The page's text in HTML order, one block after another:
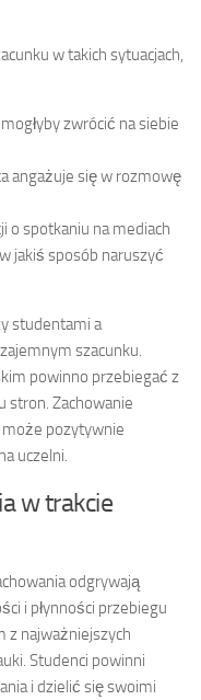
w takich sytuacjach,
zwrócić na siebie
angażuje się w rozmowę
o spotkaniu na mediach
jakiś sposób naruszyć
studentami a
szacunku.
powinno przebiegać z
stron. Zachowanie
pozytywnie
uczelni.
w trakcie
odgrywają
i płynności przebiegu
z najważniejszych
Studenci powinni
i dzielić się swoimi